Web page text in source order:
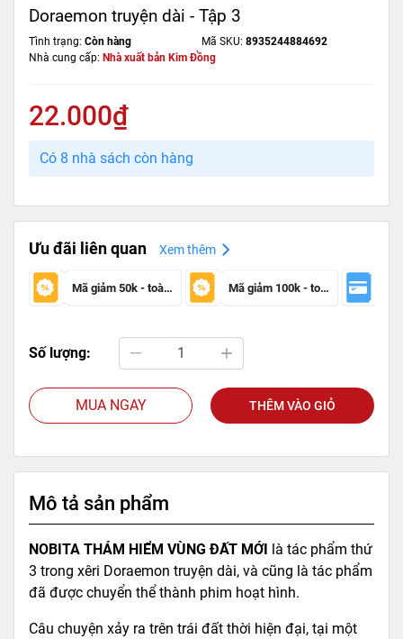
Doraemon truyện dài - Tập 3
Tình trạng: Còn hàng Mã SKU: 8935244884692
Nhà cung cấp: Nhà xuất bản Kim Đồng
22.000₫
Có 8 nhà sách còn hàng
Ưu đãi liên quan Xem thêm
Mã giảm 50k - toàn sàn Mã giảm 100k - toàn sàn
Số lượng:
MUA NGAY THÊM VÀO GIỎ
Mô tả sản phẩm
NOBITA THÁM HIỂM VÙNG ĐẤT MỚI là tác phẩm thứ
3 trong xêri Doraemon truyện dài, và cũng là tác phẩm
đã được chuyển thể thành phim hoạt hình.
Câu chuyện xảy ra trên trái đất thời hiện đại, tại một